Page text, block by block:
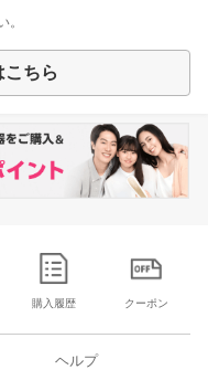
。
こちら
購入履歴 クーポン
ヘルプ